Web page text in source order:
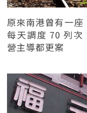
原來南港曾有一座
每天調度 70 列次
營主導都更案